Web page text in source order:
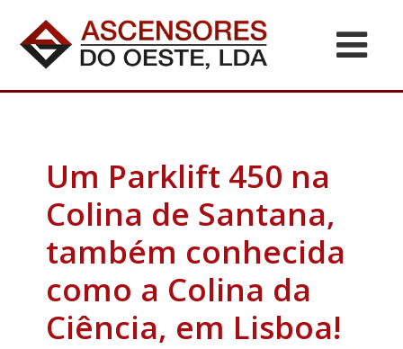
Um Parklift 450 na
Colina de Santana,
também conhecida
como a Colina da
Ciência, em Lisboa!